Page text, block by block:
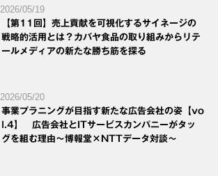
2026/05/19
【第11回】売上貢献を可視化するサイネージの
戦略的活用とは？カバヤ食品の取り組みからリテ
ールメディアの新たな勝ち筋を探る
2026/05/20
事業プラニングが目指す新たな広告会社の姿【vo
l.4】 広告会社とITサービスカンパニーがタッ
グを組む理由～博報堂×NTTデータ対談～